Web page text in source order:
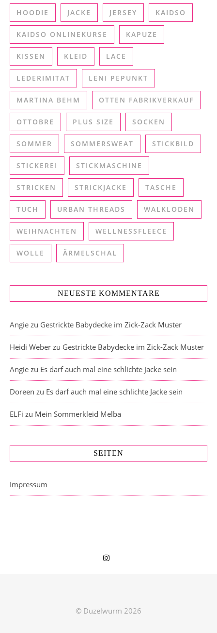
HOODIE JACKE JERSEY KAIDSO
KAIDSO ONLINEKURSE KAPUZE
KISSEN KLEID LACE
LEDERIMITAT LENI PEPUNKT
MARTINA BEHM OTTEN FABRIKVERKAUF
OTTOBRE PLUS SIZE SOCKEN
SOMMER SOMMERSWEAT STICKBILD
STICKEREI STICKMASCHINE
STRICKEN STRICKJACKE TASCHE
TUCH URBAN THREADS WALKLODEN
WEIHNACHTEN WELLNESSFLEECE
WOLLE ÄRMELSCHAL
NEUESTE KOMMENTARE
Angie zu Gestrickte Babydecke im Zick-Zack Muster
Heidi Weber zu Gestrickte Babydecke im Zick-Zack Muster
Angie zu Es darf auch mal eine schlichte Jacke sein
Doreen zu Es darf auch mal eine schlichte Jacke sein
ELFi zu Mein Sommerkleid Melba
SEITEN
Impressum
© Duzelwurm 2026